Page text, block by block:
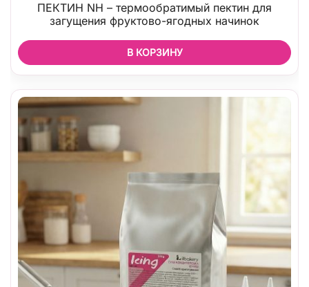
В КОРЗИНУ
ПЕКТИН NH – термообратимый пектин для
загущения фруктово-ягодных начинок